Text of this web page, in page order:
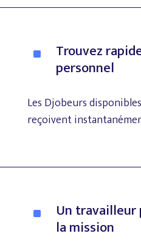
^ Trouvez
personnel
Les Djobeursdisponibles
reçoivent
^ Untravailleur
lamission